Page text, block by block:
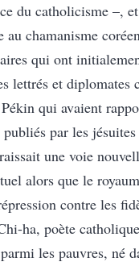
du catholicisme –,
chamanisme
qui ont
lettrés et diplomates
qui avaient
publiés par les
une voie
alors que le
contre les
ha, poète
les pauvres, né